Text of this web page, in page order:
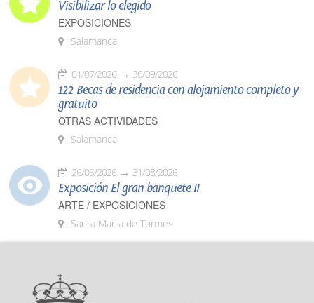
Visibilizar lo elegido
EXPOSICIONES
Salamanca
01/07/2026 30/09/2026
122 Becas de residencia con alojamiento completo y
gratuito
OTRAS ACTIVIDADES
Salamanca
26/06/2026 31/08/2026
Exposición El gran banquete II
ARTE / EXPOSICIONES
Santa Marta de Tormes